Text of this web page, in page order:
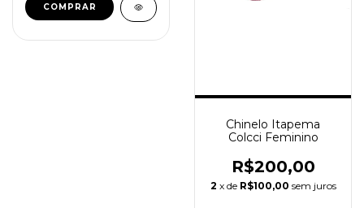
COMPRAR
Chinelo Itapema
Colcci Feminino
R$200,00
2 x de R$100,00 sem juros